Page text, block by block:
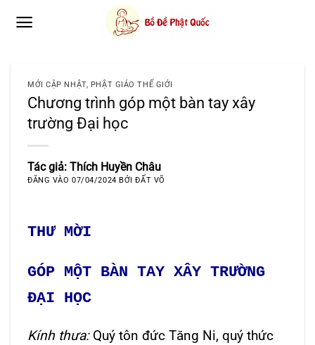
qua
MỚI CẬP NHẬT, PHẬT GIÁO THẾ GIỚI
Chương trình góp một bàn tay xây
trường Đại học
Tác giả: Thích Huyền Châu
ĐĂNG VÀO07/04/2024 BỞIĐẤT VÕ
THƯ MỜI
GÓP MỘT BÀN TAY XÂY TRƯỜNG
ĐẠI HỌC
Kính thưa:Quý tôn đức Tăng Ni, quý thức